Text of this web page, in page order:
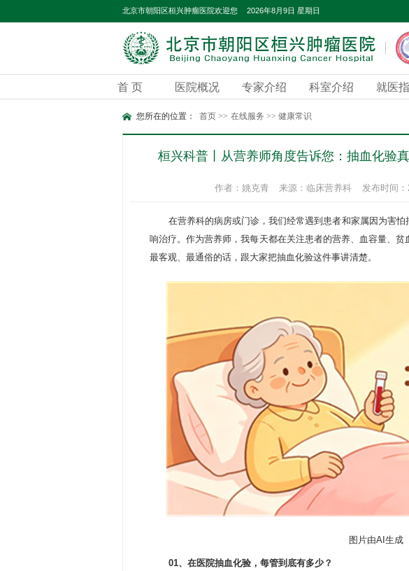
北京市朝阳区桓兴肿瘤医院欢迎您 2026年8月9日 星期日
首 页 医院概况 专家介绍 科室介绍 就医
您所在的位置： 首页 >> 在线服务 >> 健康常识
桓兴科普丨从营养师角度告诉您：抽血化验
作者：姚克青 来源：临床营养科 发布时间
在营养科的病房或门诊 ，我们经常遇到患者和家属因为害
响治疗。作为营养师，我每天都在关注患者的营养、血容量、贫
最客观、最通俗的话，跟大家把抽血化验这件事讲清楚。
图片由AI生成
01、 在医院抽血化验，每管到底有多少？